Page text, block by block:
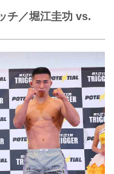
チ／堀江圭功 vs.